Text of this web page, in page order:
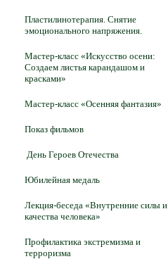
Пластилинотерапия. Снятие
эмоционального напряжения.
Мастер-класс «Искусство осени:
Создаем листья карандашом и
красками»
Мастер-класс «Осенняя фантазия»
Показ фильмов
День Героев Отечества
Юбилейная медаль
Лекция-беседа «Внутренние силы и
качества человека»
Профилактика экстремизма и
терроризма